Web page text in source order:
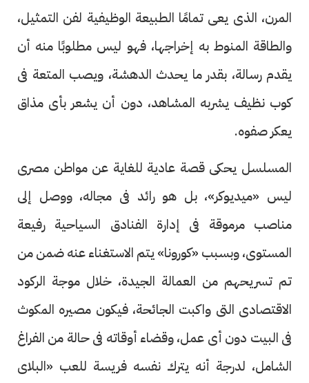
المرن، الذى يعى تمامًا الطبيعة الوظيفية لفن التمثيل،
والطاقة المنوط به إخراجها، فهو ليس مطلوبًا منه أن
يقدم رسالة، بقدر ما يحدث الدهشة، ويصب المتعة فى
كوب نظيف يشربه المشاهد، دون أن يشعر بأى مذاق
يعكر صفوه.
المسلسل يحكى قصة عادية للغاية عن مواطن مصرى
ليس «ميديوكر»، بل هو رائد فى مجاله، ووصل إلى
مناصب مرموقة فى إدارة الفنادق السياحية رفيعة
المستوى، وبسبب «كورونا» يتم الاستغناء عنه ضمن من
تم تسريحهم من العمالة الجيدة، خلال موجة الركود
الاقتصادى التى واكبت الجائحة، فيكون مصيره المكوث
فى البيت دون أى عمل، وقضاء أوقاته فى حالة من الفراغ
الشامل، لدرجة أنه يترك نفسه فريسة للعب «البلاى